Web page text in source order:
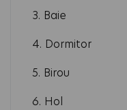
3. Baie
4. Dormitor
5. Birou
6. Hol